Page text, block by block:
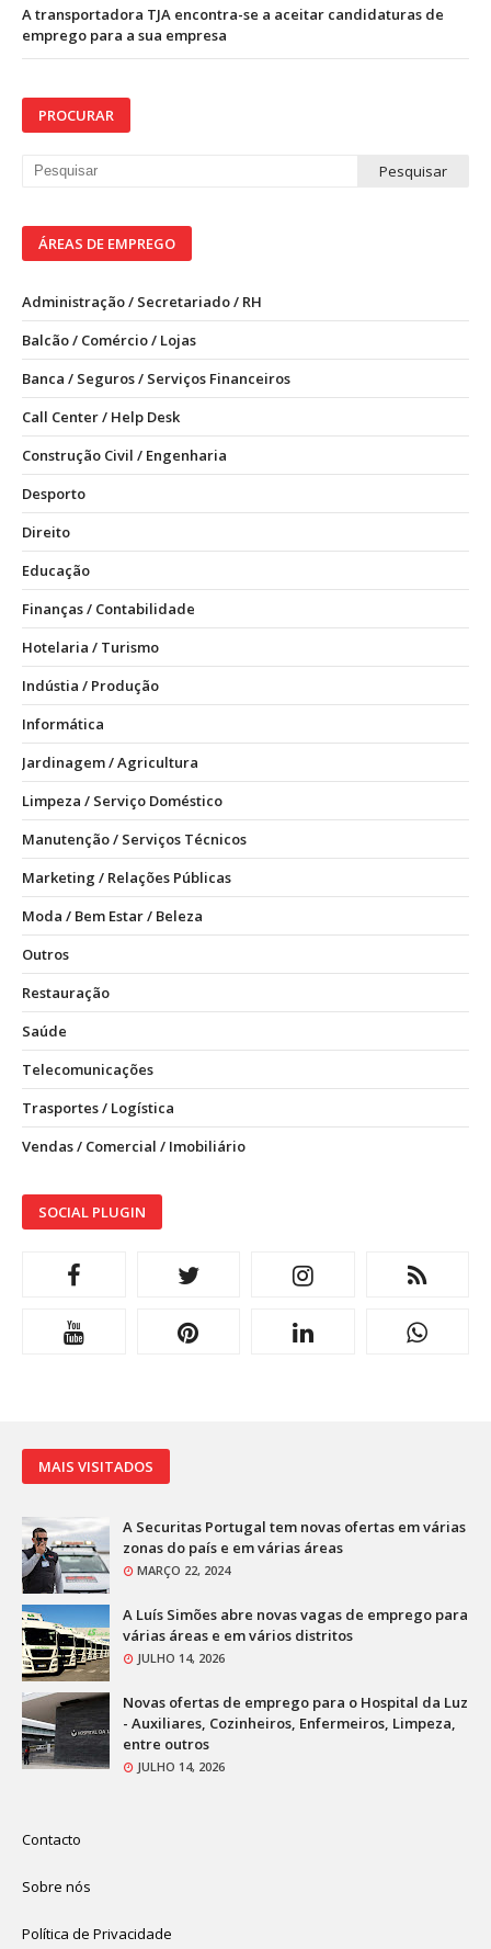
A transportadora TJA encontra-se a aceitar candidaturas de
emprego para a sua empresa
PROCURAR
ÁREAS DE EMPREGO
Administração / Secretariado / RH
Balcão / Comércio / Lojas
Banca / Seguros / Serviços Financeiros
Call Center / Help Desk
Construção Civil / Engenharia
Desporto
Direito
Educação
Finanças / Contabilidade
Hotelaria / Turismo
Indústia / Produção
Informática
Jardinagem / Agricultura
Limpeza / Serviço Doméstico
Manutenção / Serviços Técnicos
Marketing / Relações Públicas
Moda / Bem Estar / Beleza
Outros
Restauração
Saúde
Telecomunicações
Trasportes / Logística
Vendas / Comercial / Imobiliário
SOCIAL PLUGIN
MAIS VISITADOS
A Securitas Portugal tem novas ofertas em várias
zonas do país e em várias áreas
MARÇO 22, 2024
A Luís Simões abre novas vagas de emprego para
várias áreas e em vários distritos
JULHO 14, 2026
Novas ofertas de emprego para o Hospital da Luz
- Auxiliares, Cozinheiros, Enfermeiros, Limpeza,
entre outros
JULHO 14, 2026
Contacto
Sobre nós
Política de Privacidade